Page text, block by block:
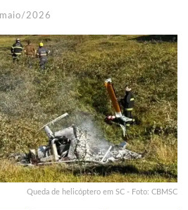
2026
Queda de helicóptero em SC - Foto: CBMSC